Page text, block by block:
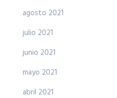
agosto 2021
julio 2021
junio 2021
mayo 2021
abril 2021